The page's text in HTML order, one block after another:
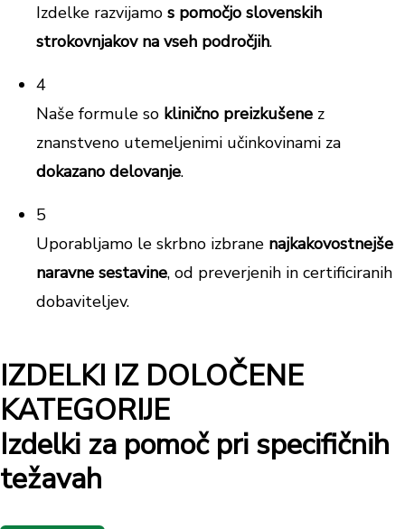
Izdelke razvijamo s pomočjo slovenskih
strokovnjakov na vseh področjih.
4
Naše formule so klinično preizkušene z
znanstveno utemeljenimi učinkovinami za
dokazano delovanje.
5
Uporabljamo le skrbno izbrane najkakovostnejše
naravne sestavine, od preverjenih in certificiranih
dobaviteljev.
IZDELKI IZ DOLOČENE
KATEGORIJE
Izdelki za pomoč pri specifičnih
težavah